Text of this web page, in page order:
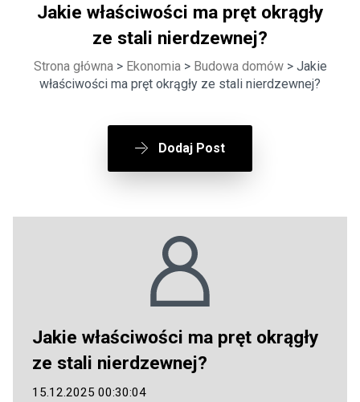
Jakie właściwości ma pręt okrągły
ze stali nierdzewnej?
Strona główna> Ekonomia> Budowa domów> Jakie
właściwości ma pręt okrągły ze stali nierdzewnej?
Dodaj Post
Jakie właściwości ma pręt okrągły
ze stali nierdzewnej?
15.12.2025 00:30:04